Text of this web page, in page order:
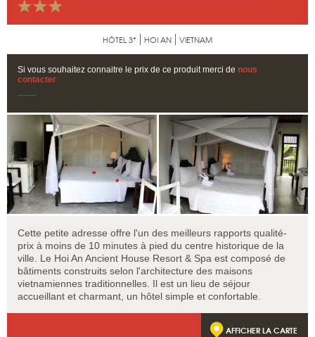
HÔTEL 3* HOI AN VIETNAM
Si vous souhaitez connaitre le prix de ce produit merci de nous
contacter
Cette petite adresse offre l'un des meilleurs rapports qualité-
prix à moins de 10 minutes à pied du centre historique de la
ville. Le Hoi An Ancient House Resort & Spa est composé de
bâtiments construits selon l'architecture des maisons
vietnamiennes traditionnelles. Il est un lieu de séjour
accueillant et charmant, un hôtel simple et confortable.
AFFICHER LA CARTE